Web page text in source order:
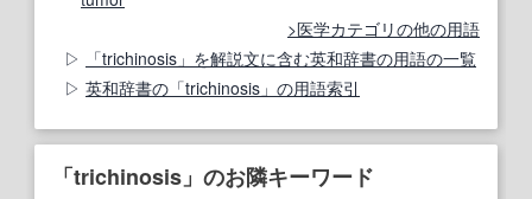
医学カテゴリの他の用語
「trichinosis」を解説文に含む英和辞書の用語の一覧
英和辞書の「trichinosis」の用語索引
「trichinosis」のお隣キーワード